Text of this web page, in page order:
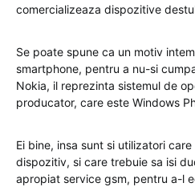
comercializeaza dispozitive
Se poate spune ca un motiv
smartphone, pentru a nu-si
Nokia, il reprezinta sistemul de
producator, care este Windows
Ei bine, insa sunt si utilizatori
dispozitiv, si care trebuie sa isi
apropiat service gsm, pentru a-l